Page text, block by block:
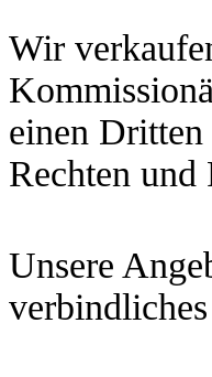
Wir
einen Dritten
Rechten und
Unsere